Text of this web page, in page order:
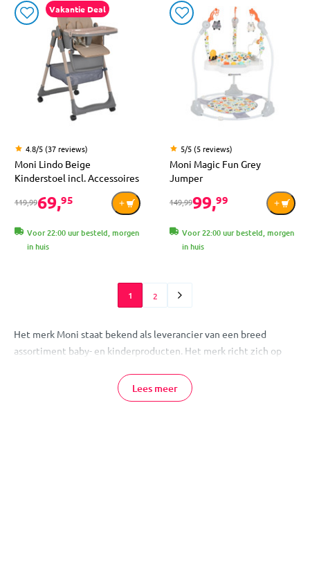
Vakantie Deal
4.8/5 (37 reviews)
Moni Lindo Beige
Kinderstoel incl. Accessoires
119,9969,95
Voor 22:00 uur besteld, morgen
in huis
5/5 (5 reviews)
Moni Magic Fun Grey
Jumper
149,9999,99
Voor 22:00 uur besteld, morgen
in huis
1 2
Het merk Moni staat bekend als leverancier van een breed
assortiment baby- en kinderproducten. Het merk richt zich op
Lees meer